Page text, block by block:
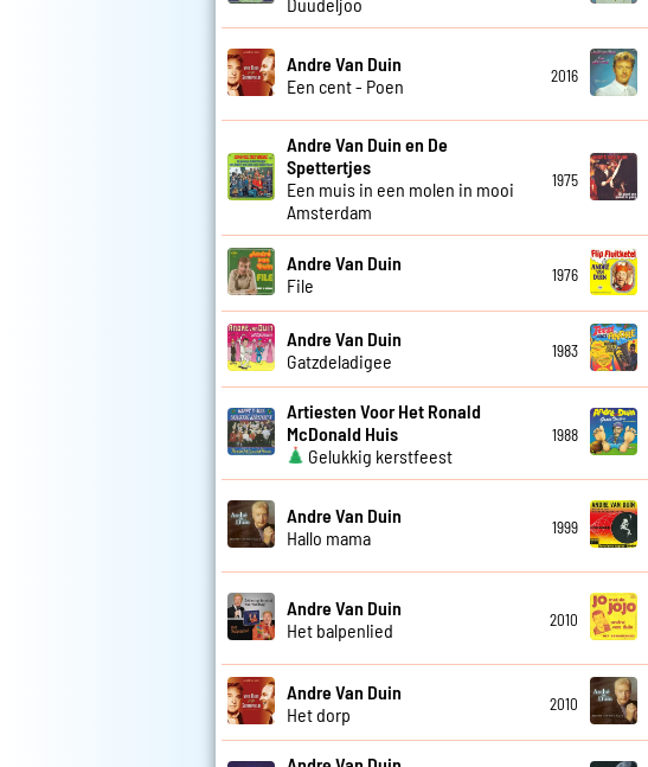
Duudeljoo
Andre Van Duin
Een cent - Poen
2016
Andre Van Duin en De
Spettertjes
Een muis in een molen in mooi
Amsterdam
1975
Andre Van Duin
File
1976
Andre Van Duin
Gatzdeladigee
1983
Artiesten Voor Het Ronald
McDonald Huis
Gelukkig kerstfeest
1988
Andre Van Duin
Hallo mama
1999
Andre Van Duin
Het balpenlied
2010
Andre Van Duin
Het dorp
2010